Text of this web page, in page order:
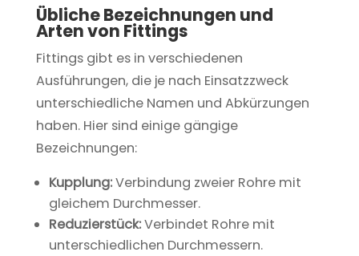
Übliche Bezeichnungen und
Arten von Fittings
Fittings gibt es in verschiedenen
Ausführungen, die je nach Einsatzzweck
unterschiedliche Namen und Abkürzungen
haben. Hier sind einige gängige
Bezeichnungen:
Kupplung:Verbindung zweier Rohre mit
gleichem Durchmesser.
Reduzierstück:Verbindet Rohre mit
unterschiedlichen Durchmessern.